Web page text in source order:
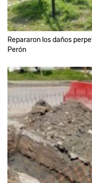
Repararon los daños
Perón